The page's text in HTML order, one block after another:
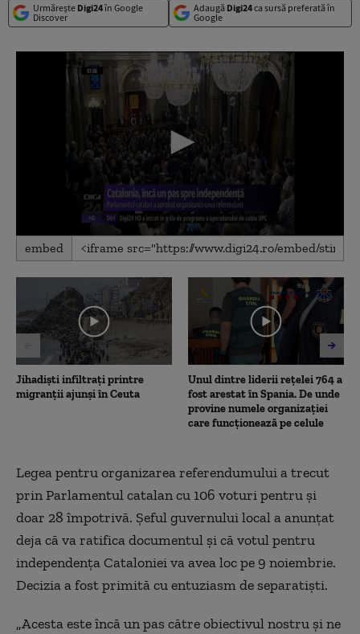
Urmărește Digi24în Google
Discover
Adaugă Digi24ca sursă preferată în
Google
0
seconds
1
seconds
embed
Jihadiști infiltrați printre
migranții ajunși în Ceuta
Unul dintre liderii rețelei 764 a
fost arestat în Spania. De unde
provine numele organizației
care funcționează pe celule
Legea pentru organizarea referendumului a trecut
prin Parlamentul catalan cu 106 voturi pentru şi
doar 28 împotrivă. Şeful guvernului local a anunţat
deja că va ratifica documentul şi că votul pentru
independenţa Cataloniei va avea loc pe 9 noiembrie.
Decizia a fost primită cu entuziasm de separatişti.
„Acesta este încă un pas către obiectivul nostru şi ne